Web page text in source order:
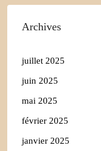
Archives
juillet 2025
juin 2025
mai 2025
février 2025
janvier 2025